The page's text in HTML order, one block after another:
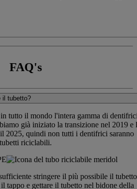
FAQ's
il tubetto?
tutto il mondo l'intera gamma di
già iniziato la transizione nel 2019 e
2025, quindi non tutti i dentifrici saranno
riciclabili.
stringere il più possibile il
tappo e gettare il tubetto nel bidone della